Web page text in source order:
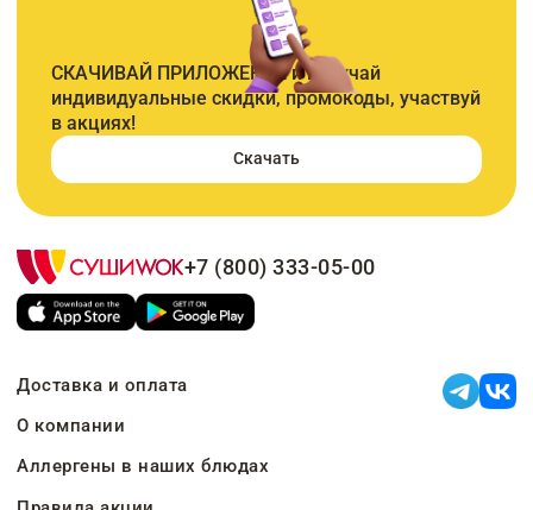
СКАЧИВАЙ ПРИЛОЖЕНИЕ и получай
индивидуальные скидки, промокоды, участвуй
в акциях!
Скачать
+7 (800) 333-05-00
Доставка и оплата
О компании
Аллергены в наших блюдах